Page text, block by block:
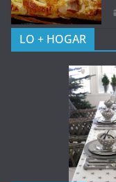
LO + HOGAR